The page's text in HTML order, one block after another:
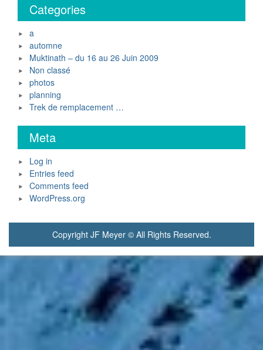
Categories
a
automne
Muktinath – du 16 au 26 Juin 2009
Non classé
photos
planning
Trek de remplacement …
Meta
Log in
Entries feed
Comments feed
WordPress.org
Copyright JF Meyer © All Rights Reserved.